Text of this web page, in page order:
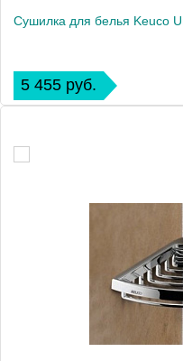
Сушилка для белья Keuco
5 455 руб.